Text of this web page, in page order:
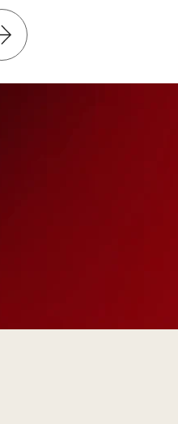
Weitere
Informationen